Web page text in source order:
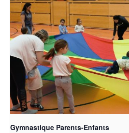
Gymnastique Parents-Enfants